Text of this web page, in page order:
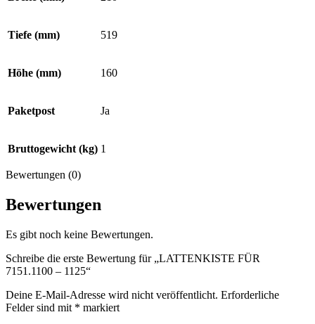
Tiefe (mm) 519
Höhe (mm) 160
Paketpost Ja
Bruttogewicht (kg) 1
Bewertungen (0)
Bewertungen
Es gibt noch keine Bewertungen.
Schreibe die erste Bewertung für „LATTENKISTE FÜR
7151.1100 – 1125“
Deine E-Mail-Adresse wird nicht veröffentlicht. Erforderliche
Felder sind mit * markiert